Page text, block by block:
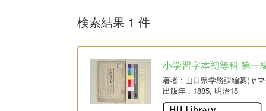
検索結果 1 件
小学習字本初等科 第一
著者 : 山口県学務課編纂(ヤ
出版年 : 1885, 明治18